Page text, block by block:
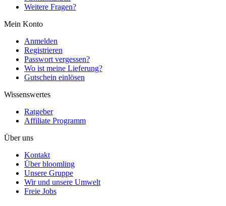
Weitere Fragen?
Mein Konto
Anmelden
Registrieren
Passwort vergessen?
Wo ist meine Lieferung?
Gutschein einlösen
Wissenswertes
Ratgeber
Affiliate Programm
Über uns
Kontakt
Über bloomling
Unsere Gruppe
Wir und unsere Umwelt
Freie Jobs